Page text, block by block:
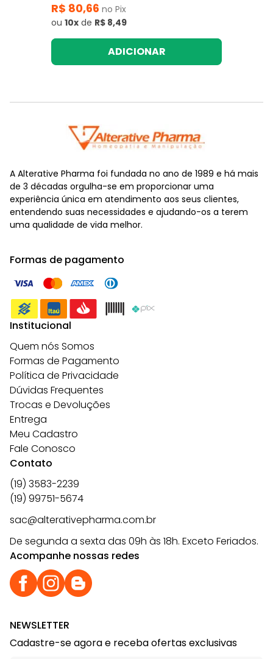
R$ 80,66 no Pix
ou 10x de R$ 8,49
ADICIONAR
A Alterative Pharma foi fundada no ano de 1989 e há mais
de 3 décadas orgulha-se em proporcionar uma
experiência única em atendimento aos seus clientes,
entendendo suas necessidades e ajudando-os a terem
uma qualidade de vida melhor.
Formas de pagamento
Institucional
Quem nós Somos
Formas de Pagamento
Política de Privacidade
Dúvidas Frequentes
Trocas e Devoluções
Entrega
Meu Cadastro
Fale Conosco
Contato
(19) 3583-2239
(19) 99751-5674
sac@alterativepharma.com.br
De segunda a sexta das 09h às 18h. Exceto Feriados.
Acompanhe nossas redes
NEWSLETTER
Cadastre-se agora e receba ofertas exclusivas